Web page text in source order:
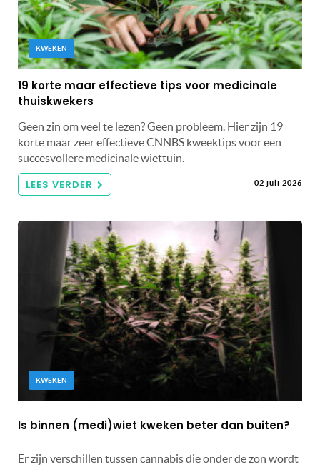
KWEKEN
19 korte maar effectieve tips voor medicinale
thuiskwekers
Geen zin om veel te lezen? Geen probleem. Hier zijn 19
korte maar zeer effectieve CNNBS kweektips voor een
succesvollere medicinale wiettuin.
LEES VERDER 02 juli 2026
KWEKEN
Is binnen (medi)wiet kweken beter dan buiten?
Er zijn verschillen tussen cannabis die onder de zon wordt